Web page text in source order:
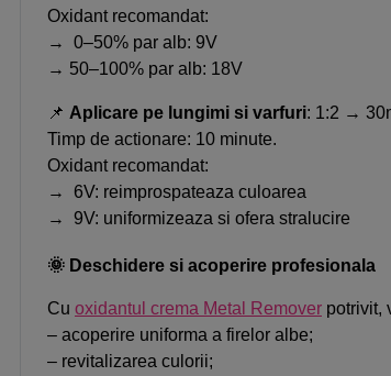
Oxidant recomandat:
→ 0–50% par alb: 9V
→ 50–100% par alb: 18V
📌 Aplicare pe lungimi si varfuri: 1:2 →
Timp de actionare: 10 minute.
Oxidant recomandat:
→ 6V: reimprospateaza culoarea
→ 9V: uniformizeaza si ofera stralucire
🌞 Deschidere si acoperire profesionala
Cu oxidantul crema Metal Remover potrivit,
– acoperire uniforma a firelor albe;
– revitalizarea culorii;